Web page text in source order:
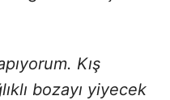
Kış
bozayı yiyecek